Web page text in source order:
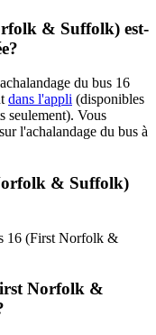
& Suffolk) est-
du bus 16
dans l'appli (disponibles
seulement). Vous
l'achalandage du bus à
& Suffolk)
16 (First Norfolk &
Norfolk &